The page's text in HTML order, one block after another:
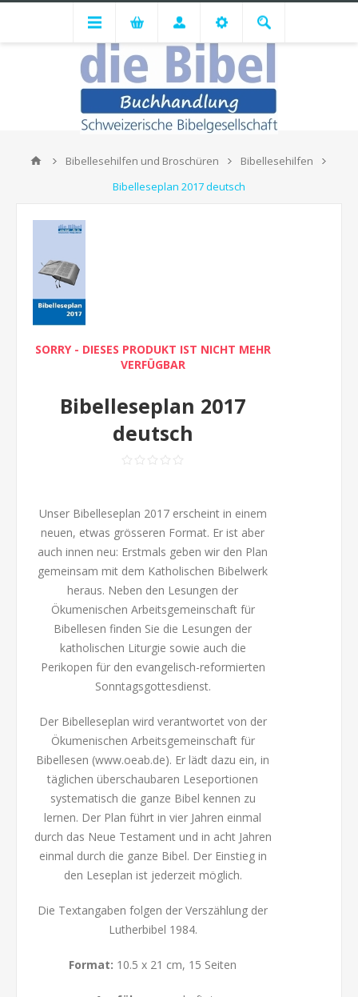
Bibellesehilfen und Broschüren
Bibellesehilfen
Bibelleseplan 2017 deutsch
SORRY - DIESES PRODUKT IST NICHT MEHR
VERFÜGBAR
Bibelleseplan 2017
deutsch
Unser Bibelleseplan 2017 erscheint in einem
neuen, etwas grösseren Format. Er ist aber
auch innen neu: Erstmals geben wir den Plan
gemeinsam mit dem Katholischen Bibelwerk
heraus. Neben den Lesungen der
Ökumenischen Arbeitsgemeinschaft für
Bibellesen finden Sie die Lesungen der
katholischen Liturgie sowie auch die
Perikopen für den evangelisch-reformierten
Sonntagsgottesdienst.
Der Bibelleseplan wird verantwortet von der
Ökumenischen Arbeitsgemeinschaft für
Bibellesen (www.oeab.de). Er lädt dazu ein, in
täglichen überschaubaren Leseportionen
systematisch die ganze Bibel kennen zu
lernen. Der Plan führt in vier Jahren einmal
durch das Neue Testament und in acht Jahren
einmal durch die ganze Bibel. Der Einstieg in
den Leseplan ist jederzeit möglich.
Die Textangaben folgen der Verszählung der
Lutherbibel 1984.
Format: 10.5 x 21 cm, 15 Seiten